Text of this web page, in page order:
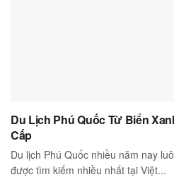
Du Lịch Phú Quốc Từ Biển
Cấp
Du lịch Phú Quốc nhiều năm nay
được tìm kiếm nhiều nhất tại Việt...